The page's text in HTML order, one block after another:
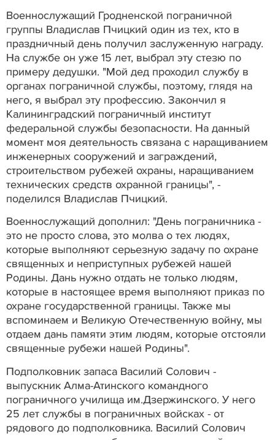
Военнослужащий Гродненской пограничной
группы Владислав Пчицкий один из тех, кто в
праздничный день получил заслуженную награду.
На службе он уже 15 лет, выбрал эту стезю по
примеру дедушки. "Мой дед проходил службу в
органах пограничной службы, поэтому, глядя на
него, я выбрал эту профессию. Закончил я
Калининградский пограничный институт
федеральной службы безопасности. На данный
момент моя деятельность связана с наращиванием
инженерных сооружений и заграждений,
строительством рубежей охраны, наращиванием
технических средств охранной границы", -
поделился Владислав Пчицкий.
Военнослужащий дополнил: "День пограничника -
это не просто слова, это молва о тех людях,
которые выполняют серьезную задачу по охране
священных и неприступных рубежей нашей
Родины. Дань нужно отдать не только людям,
которые в настоящее время выполняют приказ по
охране государственной границы. Также мы
вспоминаем и Великую Отечественную войну, мы
отдаем дань памяти этим людям, которые отстояли
священные рубежи нашей Родины".
Подполковник запаса Василий Солович -
выпускник Алма-Атинского командного
пограничного училища им.Дзержинского. У него
25 лет службы в пограничных войсках - от
рядового до подполковника. Василий Солович